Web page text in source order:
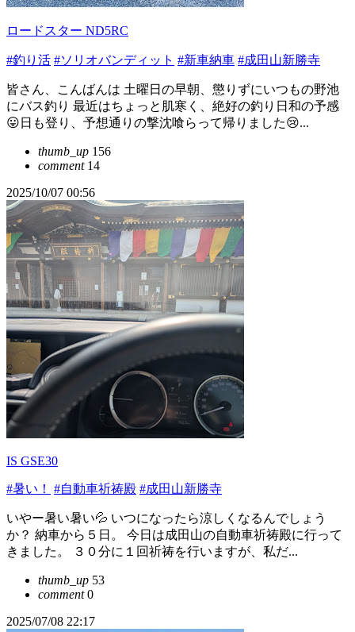
ロードスター ND5RC
#釣り活 #ソリオバンディット #新車納車 #成田山新勝寺
皆さん、こんばんは 土曜日の早朝、懲りずにいつもの野池
にバス釣り 最近はちょっと肌寒く、絶好の釣り日和の予感
😛日も登り、予想通りの撃沈喰らって帰りました😢...
thumb_up 156
comment14
2025/10/07 00:56
IS GSE30
#暑い！ #自動車祈祷殿 #成田山新勝寺
いやー暑い暑い💦 いつになったら涼しくなるんでしょう
か？ 納車から５日。 今日は成田山の自動車祈祷殿に行って
きました。 ３０分に１回祈祷を行いますが、私だ...
thumb_up 53
comment0
2025/07/08 22:17